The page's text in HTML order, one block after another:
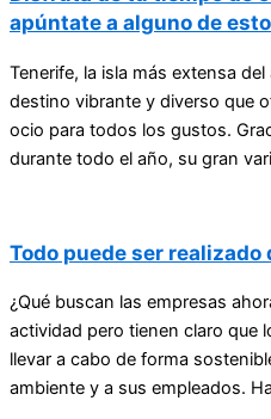
apúntate a alguno de
Tenerife, la isla más extensa
destino vibrante y diverso que
ocio para todos los gustos.
durante todo el año, su gran
Todo puede ser
¿Qué buscan las empresas
actividad pero tienen claro que
llevar a cabo de forma
ambiente y a sus empleados.